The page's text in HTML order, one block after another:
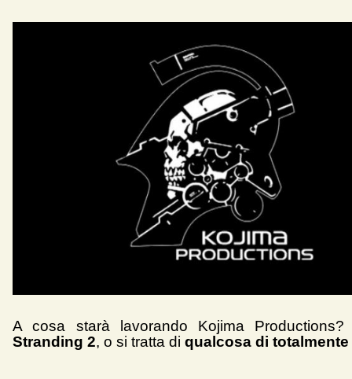
A cosa starà lavorando Kojima
Stranding 2, o si tratta di qualcosa di